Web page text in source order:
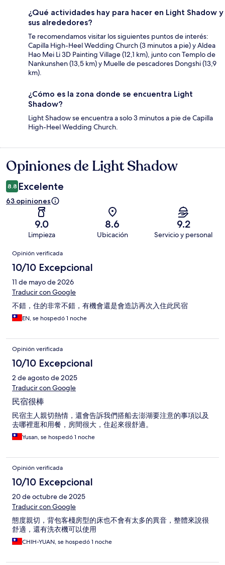
¿Qué actividades hay para hacer en Light Shadow y
sus alrededores?
Te recomendamos visitar los siguientes puntos de interés:
Capilla High-Heel Wedding Church (3 minutos a pie) y Aldea
Hao Mei Li 3D Painting Village (12,1 km), junto con Templo de
Nankunshen (13,5 km) y Muelle de pescadores Dongshi (13,9
km).
¿Cómo es la zona donde se encuentra Light
Shadow?
Light Shadow se encuentra a solo 3 minutos a pie de Capilla
High-Heel Wedding Church.
Opiniones
Opiniones de Light Shadow
8.8 Excelente
63 opiniones
9.0
Limpieza
8.6
Ubicación
9.2
Servicio y personal
Opiniones
Opinión verificada
10/10 Excepcional
11 de mayo de 2026
Traducir con Google
不錯，住的非常不錯，有機會還是會造訪再次入住此民宿
EN, se hospedó 1 noche
Opinión verificada
10/10 Excepcional
2 de agosto de 2025
Traducir con Google
民宿很棒
民宿主人親切熱情，還會告訴我們搭船去澎湖要注意的事項以及
去哪裡逛和用餐，房間很大，住起來很舒適。
Yusan, se hospedó 1 noche
Opinión verificada
10/10 Excepcional
20 de octubre de 2025
Traducir con Google
態度親切，背包客棧房型的床也不會有太多的異音，整體來說很
舒適，還有洗衣機可以使用
CHIH-YUAN, se hospedó 1 noche